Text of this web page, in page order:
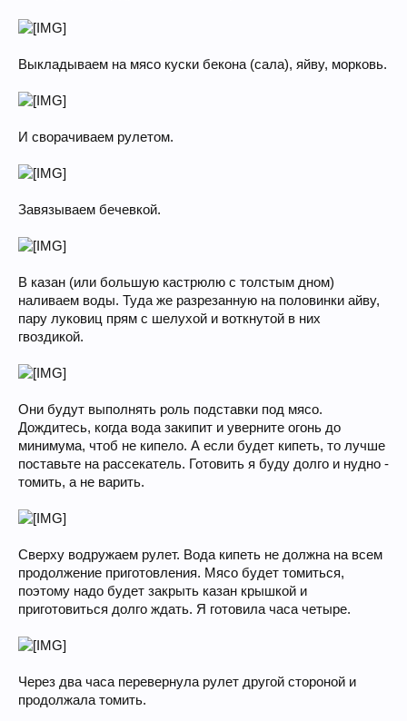
Выкладываем на мясо куски бекона (сала), яйву, морковь.
И сворачиваем рулетом.
Завязываем бечевкой.
В казан (или большую кастрюлю с толстым дном)
наливаем воды. Туда же разрезанную на половинки айву,
пару луковиц прям с шелухой и воткнутой в них
гвоздикой.
Они будут выполнять роль подставки под мясо.
Дождитесь, когда вода закипит и уверните огонь до
минимума, чтоб не кипело. А если будет кипеть, то лучше
поставьте на рассекатель. Готовить я буду долго и нудно -
томить, а не варить.
Сверху водружаем рулет. Вода кипеть не должна на всем
продолжение приготовления. Мясо будет томиться,
поэтому надо будет закрыть казан крышкой и
приготовиться долго ждать. Я готовила часа четыре.
Через два часа перевернула рулет другой стороной и
продолжала томить.